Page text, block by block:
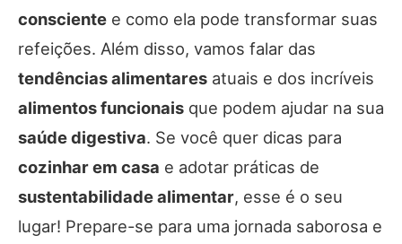
consciente e como ela pode transformar suas
refeições. Além disso, vamos falar das
tendências alimentares atuais e dos incríveis
alimentos funcionais que podem ajudar na sua
saúde digestiva. Se você quer dicas para
cozinhar em casa e adotar práticas de
sustentabilidade alimentar, esse é o seu
lugar! Prepare-se para uma jornada saborosa e